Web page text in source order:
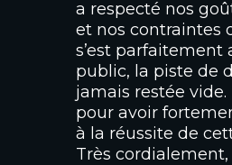
a respecté nos
et nos contraintes
s’est parfaitement
public, la piste de
jamais restée vide.
pour avoir
à la réussite de
Très cordialement,